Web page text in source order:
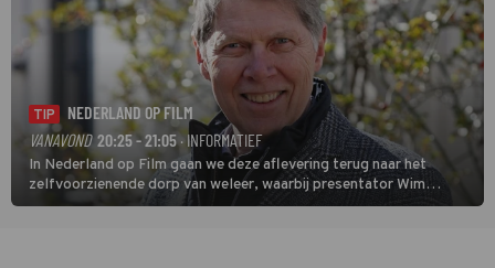
TIP
NEDERLAND OP FILM
VANAVOND 20:25 - 21:05· INFORMATIEF
In Nederland op Film gaan we deze aflevering terug naar het
zelfvoorzienende dorp van weleer, waarbij presentator Wim
Daniëls de kijkers meeneemt op reis door de tijd aan de hand van